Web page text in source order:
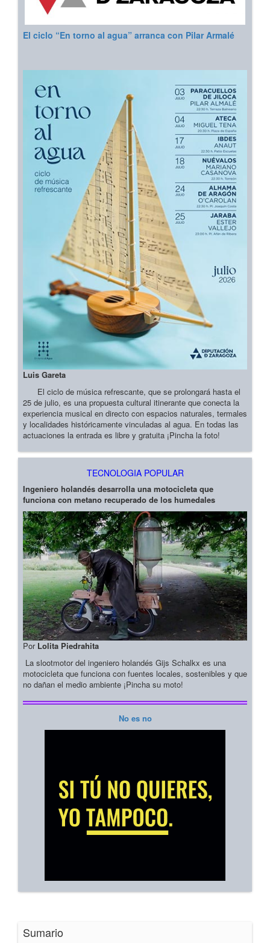
El ciclo “En torno al agua” arranca con Pilar Armalé
Luis Gareta
El ciclo de música refrescante, que se prolongará hasta el
25 de julio, es una propuesta cultural itinerante que conecta la
experiencia musical en directo con espacios naturales, termales
y localidades históricamente vinculadas al agua. En todas las
actuaciones la entrada es libre y gratuita ¡Pincha la foto!
TECNOLOGIA POPULAR
Ingeniero holandés desarrolla una motocicleta que
funciona con metano recuperado de los humedales
Por Lolita Piedrahita
La slootmotor del ingeniero holandés Gijs Schalkx es una
motocicleta que funciona con fuentes locales, sostenibles y que
no dañan el medio ambiente ¡Pincha su moto!
No es no
Sumario